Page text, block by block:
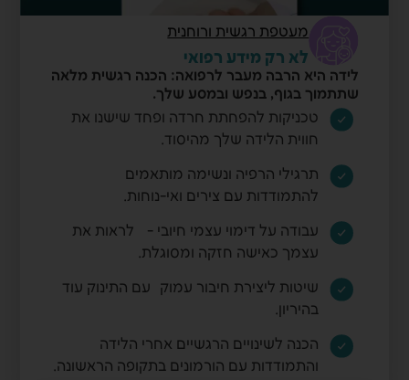
מעטפת רגשית ורוחנית
לא רק מידע רפואי
לידה היא הרבה מעבר לרפואה: הכנה רגשית מלאה
שתתמוך בגוף, בנפש ובמסע שלך.
טכניקות להפחתת חרדה ופחד שישנו את
חווית הלידה שלך מהיסוד.
תרגילי הרפיה ונשימה מותאמים
להתמודדות עם צירים ואי-נוחות.
עבודה על דימוי עצמי חיובי - לראות את
עצמך כאישה חזקה ומסוגלת.
שיטות ליצירת חיבור עמוק עם התינוק עוד
בהיריון.
הכנה לשינויים הרגשיים אחרי הלידה
והתמודדות עם הורמונים בתקופה הראשונה.